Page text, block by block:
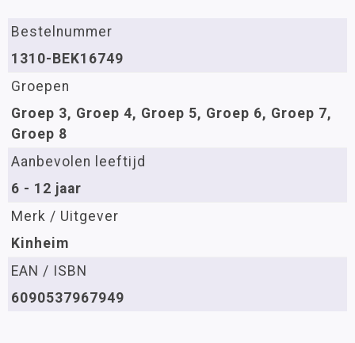
Bestelnummer
1310-BEK16749
Groepen
Groep 3, Groep 4, Groep 5, Groep 6, Groep 7,
Groep 8
Aanbevolen leeftijd
6 - 12 jaar
Merk / Uitgever
Kinheim
EAN / ISBN
6090537967949